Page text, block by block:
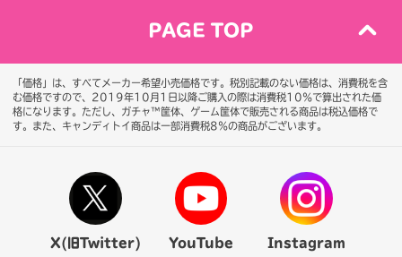
PAGE TOP
「価格」は、すべてメーカー希望小売価格です。税別記載のない価格は、消費税を含
む価格ですので、2019年10月1日以降ご購入の際は消費税10％で算出された価
格になります。 ただし、ガチャ™筐体、ゲーム筐体で販売される商品は税込価格で
す。また、キャンディトイ商品は一部消費税8％の商品がございます。
X(旧Twitter) YouTube Instagram